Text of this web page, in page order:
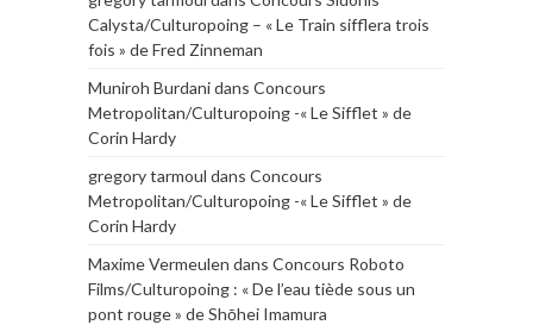
Calysta/Culturopoing – « Le Train sifflera trois
fois » de Fred Zinneman
Muniroh Burdanidans Concours
Metropolitan/Culturopoing -« Le Sifflet » de
Corin Hardy
gregory tarmoul dans Concours
Metropolitan/Culturopoing -« Le Sifflet » de
Corin Hardy
Maxime Vermeulen dans Concours Roboto
Films/Culturopoing : « De l’eau tiède sous un
pont rouge » de Shōhei Imamura